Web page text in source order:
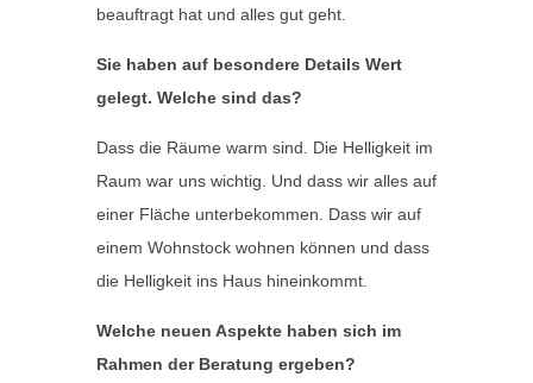
beauftragt hat und alles gut geht.
Sie haben auf besondere Details Wert
gelegt. Welche sind das?
Dass die Räume warm sind. Die Helligkeit im
Raum war uns wichtig. Und dass wir alles auf
einer Fläche unterbekommen. Dass wir auf
einem Wohnstock wohnen können und dass
die Helligkeit ins Haus hineinkommt.
Welche neuen Aspekte haben sich im
Rahmen der Beratung ergeben?